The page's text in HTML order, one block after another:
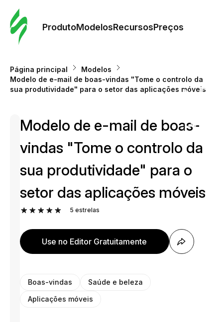
ProdutoModelosRecursosPreços
Página principal
Modelos
Modelo de e-mail de boas-vindas "Tome o controlo da
sua produtividade" para o setor das aplicações móveis
Modelo de e-mail de boas-
vindas "Tome o controlo da
sua produtividade" para o
setor das aplicações móveis
5 estrelas
Use no Editor Gratuitamente
Boas-vindas
Saúde e beleza
Aplicações móveis